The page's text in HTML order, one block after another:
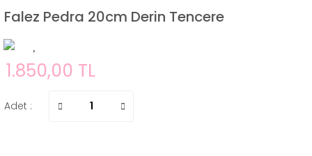
Falez Pedra 20cm Derin Tencere
1.850,00 TL
Adet :